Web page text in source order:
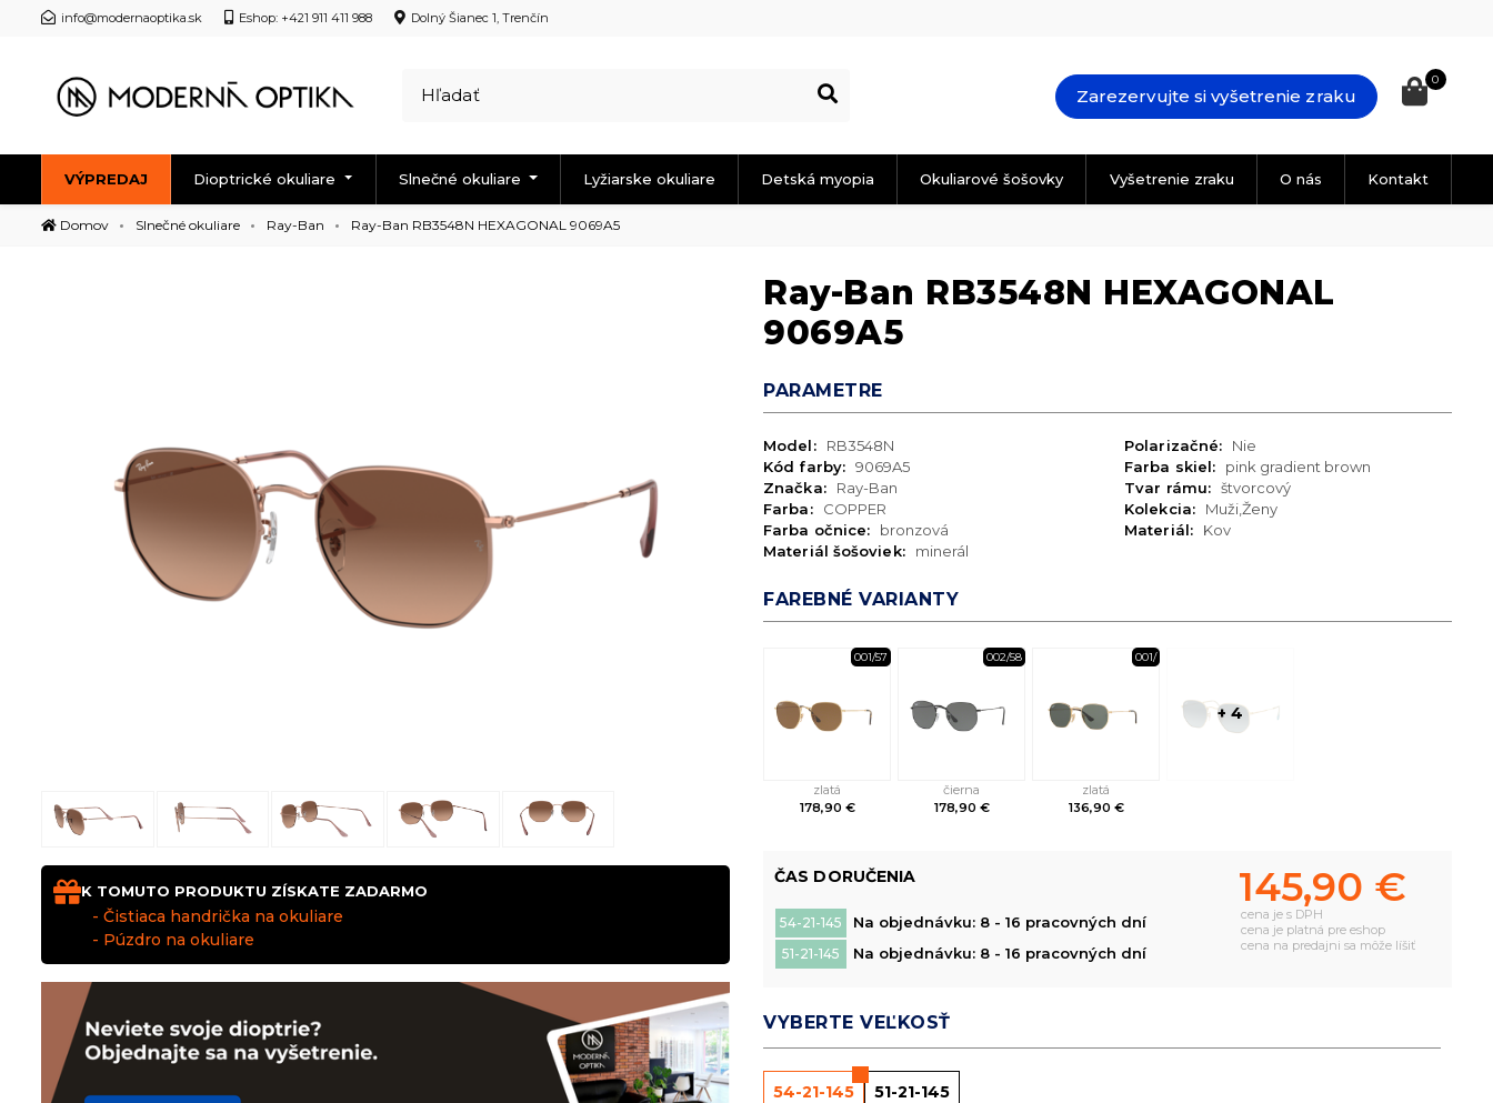
info@modernaoptika.sk Eshop: +421 911 411 988 Dolný Šianec 1, Trenčín
Zarezervujte si vyšetrenie zraku
0
VÝPREDAJ Dioptrické okuliare Slnečné okuliare Lyžiarske okuliare Detská myopia Okuliarové šošovky Vyšetrenie zraku O nás Kontakt
Domov Slnečné okuliare Ray-Ban Ray-Ban RB3548N HEXAGONAL 9069A5
K TOMUTO PRODUKTU ZÍSKATE ZADARMO
- Čistiaca handrička na okuliare
- Púzdro na okuliare
Ray-Ban RB3548N HEXAGONAL
9069A5
PARAMETRE
Model:
RB3548N
Kód farby: 9069A5
Značka:
Ray-Ban
Farba:
COPPER
Farba očnice:
bronzová
Materiál šošoviek:
minerál
Polarizačné:
Nie
Farba skiel:
pink gradient brown
Tvar rámu: štvorcový
Kolekcia:
Muži,Ženy
Materiál:
Kov
FAREBNÉ VARIANTY
001/57
zlatá
178,90 €
002/58
čierna
178,90 €
001/
zlatá
136,90 €
+ 4
ČAS DORUČENIA
54-21-145 Na objednávku: 8 - 16 pracovných dní
51-21-145 Na objednávku: 8 - 16 pracovných dní
145,90 €
cena je s DPH
cena je platná pre eshop
cena na predajni sa môže líšiť
VYBERTE VEĽKOSŤ
54-21-145 51-21-145